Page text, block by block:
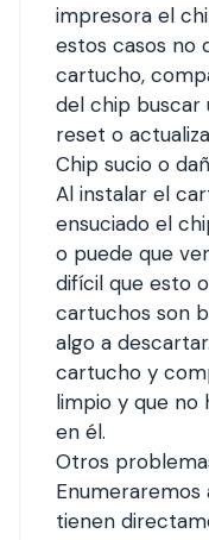
impresora el
estos casos no
cartucho,
del chip buscar
reset o
Chip sucio o
Al instalar el
ensuciado el
o puede que
difícil que esto
cartuchos son
algo a
cartucho y
limpio y que no
en él.
Otros
Enumeraremos
tienen